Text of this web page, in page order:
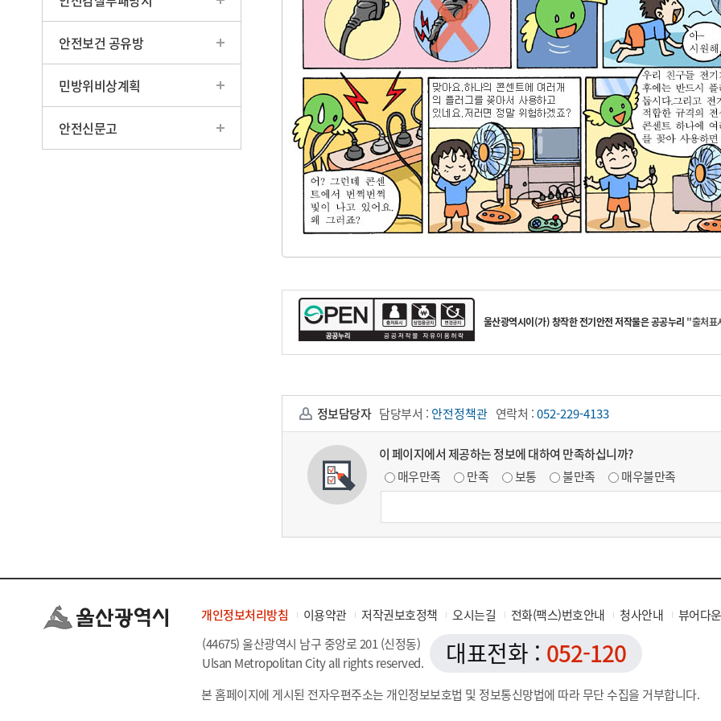
안전보건 공유방
민방위비상계획
안전신문고
울산광역시이(가) 창작한전기안전저작물은 공공누리 "출처표
정보담당자 담당부서 : 안전정책관 연락처 :052-229-4133
이 페이지에서 제공하는 정보에 대하여 만족하십니까?
매우만족
만족 보통 불만족 매우불만족
개인정보처리방침 이용약관 저작권보호정책 오시는길 전화(팩스)번호안내 청사안내
뷰어다
(44675) 울산광역시 남구 중앙로 201 (신정동)
Ulsan Metropolitan City all rights reserved.
대표전화 : 052-120
본 홈페이지에 게시된 전자우편주소는 개인정보보호법 및 정보통신망법에 따라 무단 수집을 거부합니다.